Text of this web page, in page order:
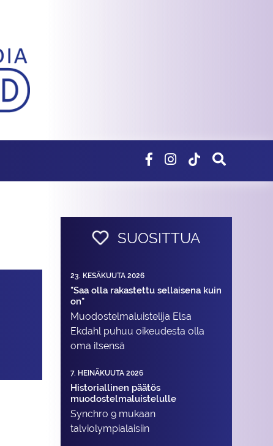
SUOSITTUA
23. KESÄKUUTA 2026
"Saa olla rakastettu sellaisena kuin
on"
Muodostelma­luistelija Elsa
Ekdahl puhuu oikeudesta olla
oma itsensä
7. HEINÄKUUTA 2026
Historiallinen päätös
muodostelmaluistelulle
Synchro 9 mukaan
talviolympialaisiin